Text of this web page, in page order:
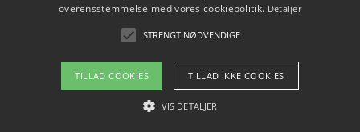
Om / kontakt
Blog Betingelser
overensstemmelse med vores cookiepolitik. Detaljer
STRENGT NØDVENDIGE
TILLAD COOKIES TILLAD IKKE COOKIES
VIS DETALJER